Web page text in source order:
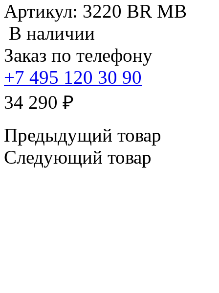
Артикул: 3220 BR MB
В наличии
Заказ по телефону
+7 495 120 30 90
34 290 ₽
Предыдущий товар
Следующий товар